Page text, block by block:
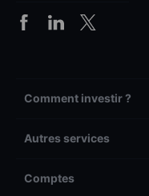
Comment investir ?
Autres services
Comptes